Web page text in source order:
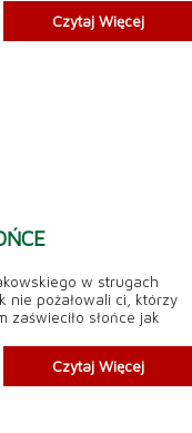
Czytaj Więcej
w strugach
nie pożałowali ci, którzy
słońce jak
Czytaj Więcej